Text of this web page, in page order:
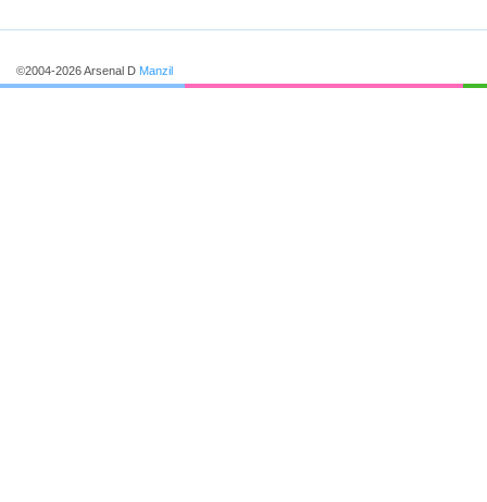
©2004-2026 Arsenal D Manzil